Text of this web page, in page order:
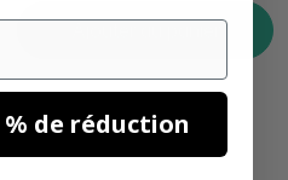
de réduction